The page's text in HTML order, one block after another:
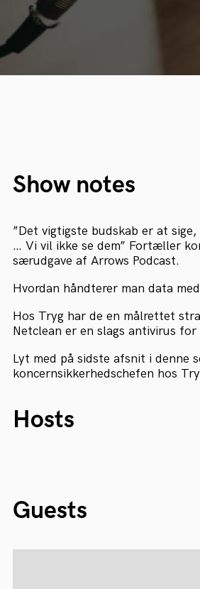
Show notes
”Det vigtigste budskab er at
… Vi vil ikke se dem” Fortæller
særudgave af Arrows Podcast.
Hvordan håndterer man data
Hos Tryg har de en målrettet
Netclean er en slags antivirus
Lyt med på sidste afsnit i denne
koncernsikkerhedschefen hos
Hosts
Guests